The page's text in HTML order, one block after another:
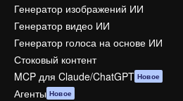
Генератор изображений ИИ
Генератор видео ИИ
Генератор голоса на основе ИИ
Стоковый контент
MCP для Claude/ChatGPT Новое
Агенты Новое